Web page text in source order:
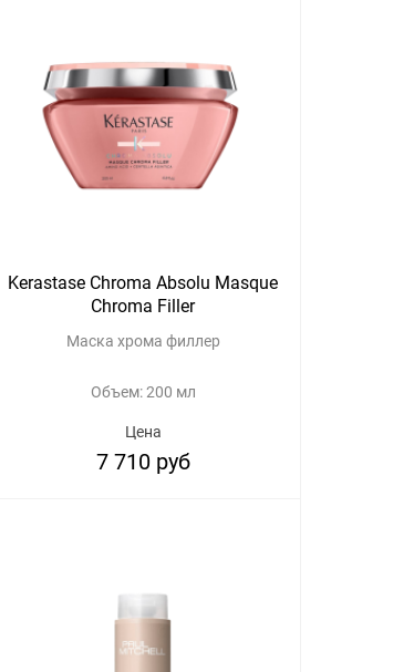
Kerastase Chroma Absolu Masque
Chroma Filler
Маска хрома филлер
Объем: 200 мл
Цена
7 710 руб